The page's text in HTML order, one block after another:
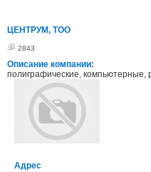
ЦЕНТРУМ, ТОО
2843
Описание компании:
полиграфические, компьютерные,
Адрес